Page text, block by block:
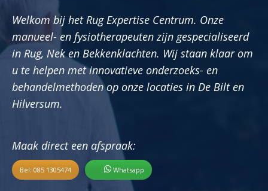
Welkom bij het Rug Expertise Centrum. Onze
manueel- en fysiotherapeuten zijn gespecialiseerd
in Rug, Nek en Bekkenklachten. Wij staan klaar om
u te helpen met innovatieve onderzoeks- en
behandelmethoden op onze locaties in De Bilt en
Hilversum.
Maak direct een afspraak:
Bel: 085 1305474 Whatsapp